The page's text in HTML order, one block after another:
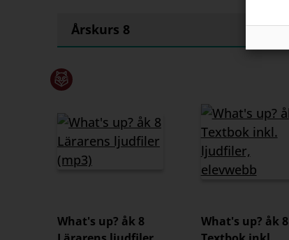
Årskurs 8
What's up? åk 8
What's up? åk 8